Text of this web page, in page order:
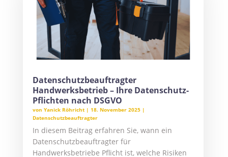
Datenschutzbeauftragter
Handwerksbetrieb – Ihre Datenschutz-
Pflichten nach DSGVO
von Yanick Röhricht| 18. November 2025|
Datenschutzbeauftragter
In diesem Beitrag erfahren Sie, wann ein
Datenschutzbeauftragter für
Handwerksbetriebe Pflicht ist, welche Risiken